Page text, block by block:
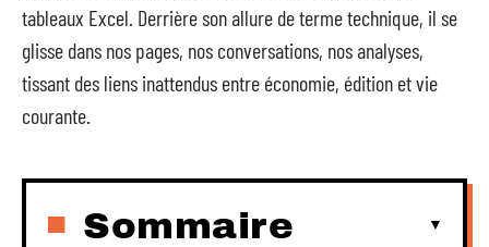
tableaux Excel. Derrière son allure de terme technique, il se
glisse dans nos pages, nos conversations, nos analyses,
tissant des liens inattendus entre économie, édition et vie
courante.
Sommaire